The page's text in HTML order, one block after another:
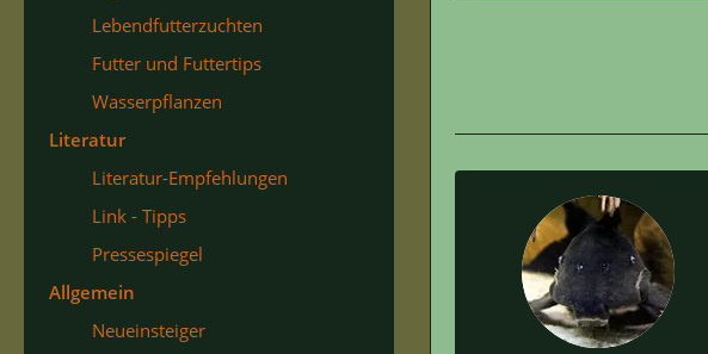
Lebendfutterzuchten
Futter und Futtertips
Wasserpflanzen
Literatur
Literatur-Empfehlungen
Link - Tipps
Pressespiegel
Allgemein
Neueinsteiger